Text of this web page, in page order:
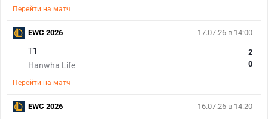
Перейти на матч
17.07.26 в 14:00
T1
Hanwha Life
2
0
Перейти на матч
EWC 2026
16.07.26 в 14:20
EWC 2026